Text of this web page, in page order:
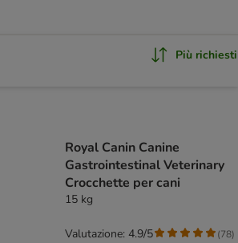
Più richiesti
Royal Canin Canine
Gastrointestinal Veterinary
Crocchette per cani
15 kg
Valutazione: 4.9/5 (78)